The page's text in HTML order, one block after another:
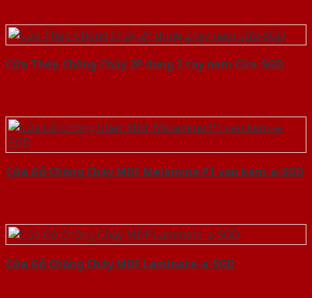
Cửa Thép Chống Cháy 2P dung 2 tay nam Cửa-SGD
Cửa Gỗ Chống Cháy MDF Melamine P1 van kem-a-SGD
Cửa Gỗ Chống Cháy MDF Laminate-a-SGD